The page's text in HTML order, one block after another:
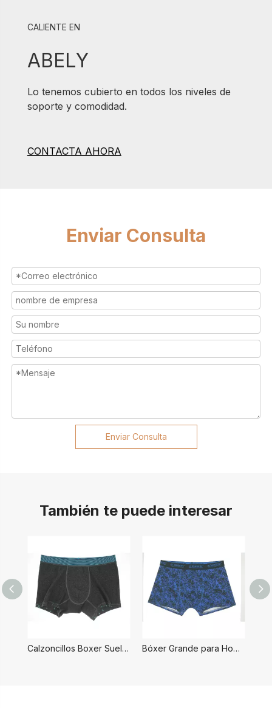
CALIENTE EN
ABELY
Lo tenemos cubierto en todos los niveles de
soporte y comodidad.
CONTACTA AHORA
Enviar Consulta
Enviar Consulta
También te puede interesar
Calzoncillos Boxer Sueltos para Hombre Bóxer Grande para Hombre